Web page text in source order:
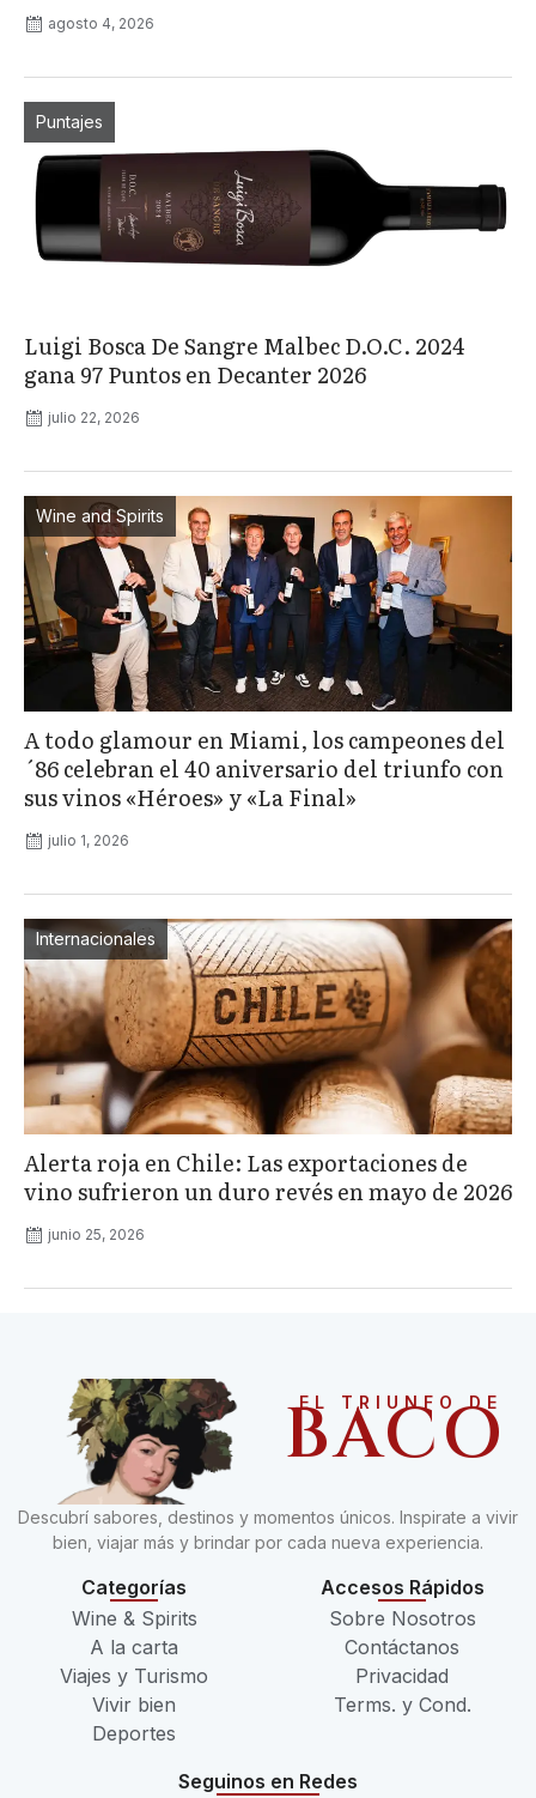
agosto 4, 2026
Puntajes
Luigi Bosca De Sangre Malbec D.O.C. 2024
gana 97 Puntos en Decanter 2026
julio 22, 2026
Wine and Spirits
A todo glamour en Miami, los campeones del
´86 celebran el 40 aniversario del triunfo con
sus vinos «Héroes» y «La Final»
julio 1, 2026
Internacionales
Alerta roja en Chile: Las exportaciones de
vino sufrieron un duro revés en mayo de 2026
junio 25, 2026
EL TRIUNFO DE
BACO
Descubrí sabores, destinos y momentos únicos. Inspirate a vivir
bien, viajar más y brindar por cada nueva experiencia.
Categorías
Wine & Spirits
A la carta
Viajes y Turismo
Vivir bien
Deportes
Accesos Rápidos
Sobre Nosotros
Contáctanos
Privacidad
Terms. y Cond.
Seguinos en Redes